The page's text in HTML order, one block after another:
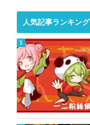
人気記事ランキング